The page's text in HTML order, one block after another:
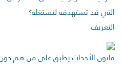
التي قد تستهدفه لتستغله؟
التعريف
قانون الأحداث يطبق على من هم دون 18